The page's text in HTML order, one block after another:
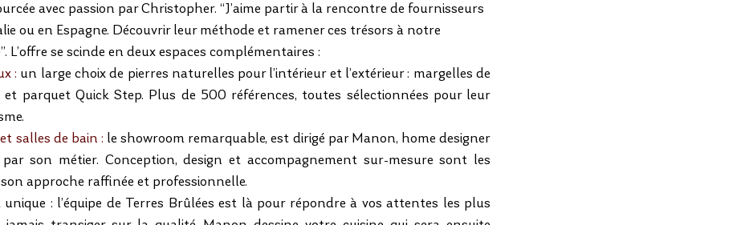
avec passion par Christopher. “J’aime partir à la rencontre de fournisseurs
ou en Espagne. Découvrir leur méthode et ramener ces trésors à notre
L’offre se scinde en deux espaces complémentaires :
: un large choix de pierres naturelles pour l’intérieur et l’extérieur : margelles de
et parquet Quick Step. Plus de 500 références, toutes sélectionnées pour leur
salles de bain : le showroom remarquable, est dirigé par Manon, home designer
son métier. Conception, design et accompagnement sur-mesure sont les
approche raffinée et professionnelle.
: l’équipe de Terres Brûlées est là pour répondre à vos attentes les plus